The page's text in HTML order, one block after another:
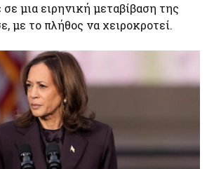
μια ειρηνική μεταβίβαση της
με το πλήθος να χειροκροτεί.